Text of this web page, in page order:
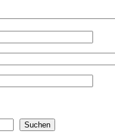
Suchen